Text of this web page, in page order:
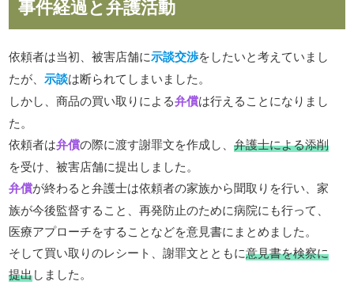
事件経過と弁護活動
依頼者は当初、被害店舗に示談交渉をしたいと考えていまし
たが、示談は断られてしまいました。
しかし、商品の買い取りによる弁償は行えることになりまし
た。
依頼者は弁償の際に渡す謝罪文を作成し、弁護士による添削
を受け、被害店舗に提出しました。
弁償が終わると弁護士は依頼者の家族から聞取りを行い、家
族が今後監督すること、再発防止のために病院にも行って、
医療アプローチをすることなどを意見書にまとめました。
そして買い取りのレシート、謝罪文とともに意見書を検察に
提出しました。